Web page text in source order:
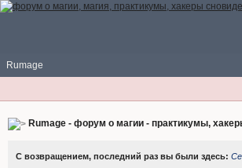
Rumage
Rumage - форум о магии - практикумы,
С возвращением, последний раз вы были здесь: